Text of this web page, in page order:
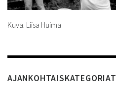
Kuva: Liisa Huima
AJANKOHTAISKATEGORIAT